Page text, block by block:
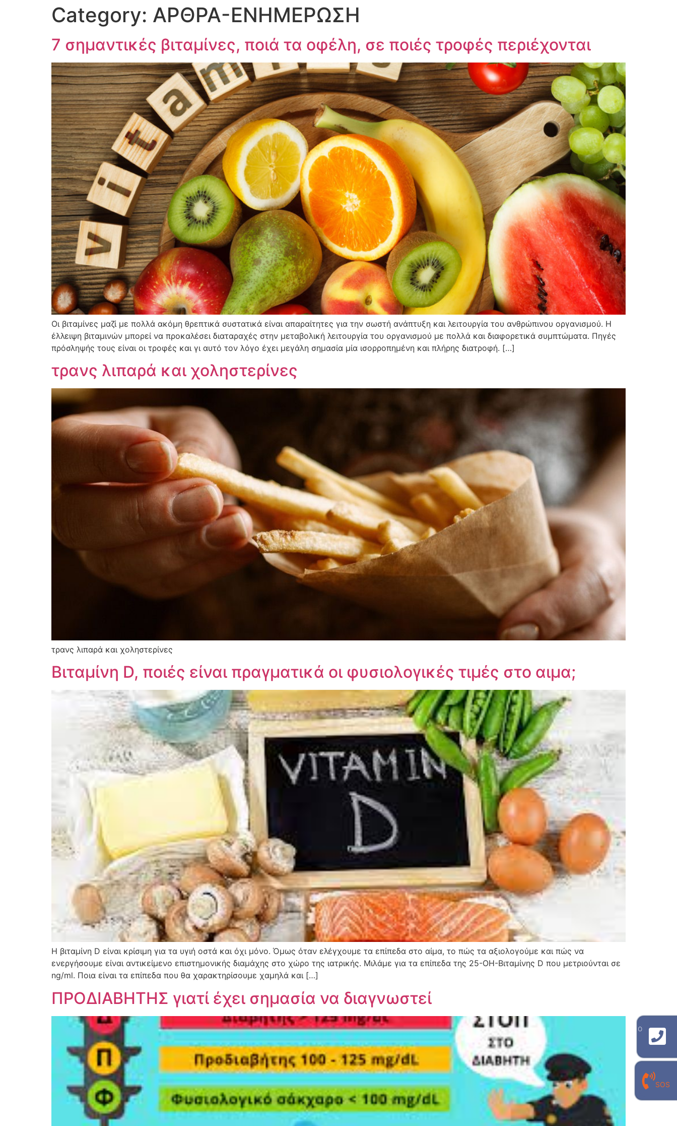
Category: ΑΡΘΡΑ-ΕΝΗΜΕΡΩΣΗ
7 σημαντικές βιταμίνες, ποιά τα οφέλη, σε ποιές τροφές περιέχονται
Οι βιταμίνες μαζί με πολλά ακόμη θρεπτικά συστατικά είναι απαραίτητες για την σωστή ανάπτυξη και λειτουργία του ανθρώπινου οργανισμού. Η
έλλειψη βιταμινών μπορεί να προκαλέσει διαταραχές στην μεταβολική λειτουργία του οργανισμού με πολλά και διαφορετικά συμπτώματα. Πηγές
πρόσληψής τους είναι οι τροφές και γι αυτό τον λόγο έχει μεγάλη σημασία μία ισορροπημένη και πλήρης διατροφή. […]
τρανς λιπαρά και χοληστερίνες
τρανς λιπαρά και χοληστερίνες
Βιταμίνη D, ποιές είναι πραγματικά οι φυσιολογικές τιμές στο αιμα;
Η βιταμίνη D είναι κρίσιμη για τα υγιή οστά και όχι μόνο. Όμως όταν ελέγχουμε τα επίπεδα στο αίμα, το πώς τα αξιολογούμε και πώς να
ενεργήσουμε είναι αντικείμενο επιστημονικής διαμάχης στο χώρο της ιατρικής. Μιλάμε για τα επίπεδα της 25-ΟΗ-Βιταμίνης D που μετριούνται σε
ng/ml. Ποια είναι τα επίπεδα που θα χαρακτηρίσουμε χαμηλά και […]
ΠΡΟΔΙΑΒΗΤΗΣ γιατί έχει σημασία να διαγνωστεί
γραμμή επικοινωνίας με το εργαστήριο
210 940 8909
γραμμή επικοινωνίας με τον
προσωπικό σου εργαστηριακό γιατρό
210 940 0496
SOS